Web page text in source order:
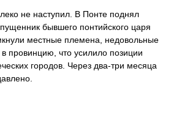
не наступил. В Понте поднял
бывшего понтийского царя
местные племена, недовольные
провинцию, что усилило позиции
городов. Через два-три месяца